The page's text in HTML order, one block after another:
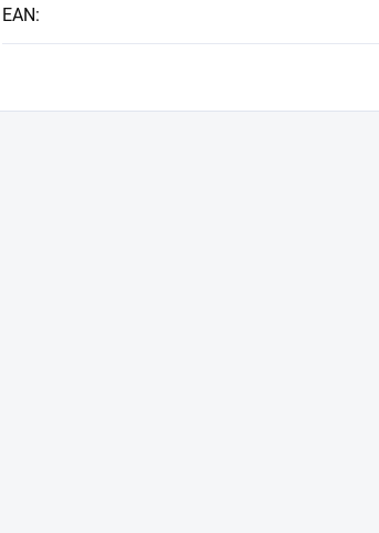
EAN: